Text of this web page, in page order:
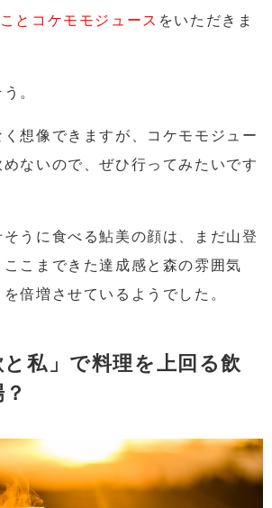
とコケモモジュース をいただきま
。
想像できますが、コケモモジュー
ないので、ぜひ行ってみたいです
うに食べる鮎美の顔は、まだ山登
ここまできた達成感と森の雰囲気
倍増させているようでした。
と私」で料理を上回る飲